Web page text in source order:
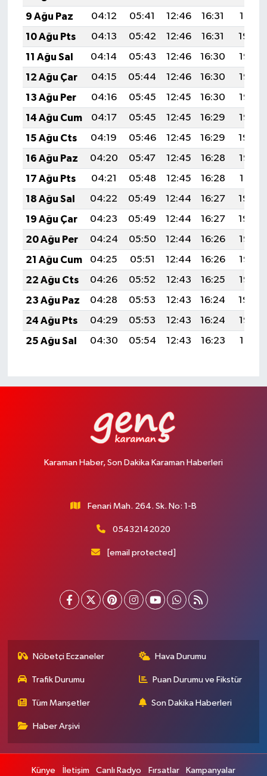
9 Ağu Paz
04:12 05:41 12:46 16:31
19:41
10 Ağu Pts
04:13 05:42 12:46 16:31
19:39
11 Ağu Sal
04:14 05:43 12:46 16:30
19:38
12 Ağu Çar
04:15 05:44 12:46 16:30
19:37
13 Ağu Per
04:16 05:45 12:45 16:30
19:36
14 Ağu Cum
04:17 05:45 12:45 16:29
19:35
15 Ağu Cts
04:19 05:46 12:45 16:29
19:34
16 Ağu Paz
04:20 05:47 12:45 16:28
19:33
17 Ağu Pts
04:21 05:48 12:45 16:28
19:31
18 Ağu Sal
04:22 05:49 12:44 16:27
19:30
19 Ağu Çar
04:23 05:49 12:44 16:27
19:29
20 Ağu Per
04:24 05:50 12:44 16:26
19:28
21 Ağu Cum
04:25 05:51 12:44 16:26
19:26
22 Ağu Cts
04:26 05:52 12:43 16:25
19:25
23 Ağu Paz
04:28 05:53 12:43 16:24
19:24
24 Ağu Pts
04:29 05:53 12:43 16:24
19:22
25 Ağu Sal
04:30 05:54 12:43 16:23 19:21
Karaman Haber, Son Dakika Karaman Haberleri
Fenari Mah. 264. Sk. No: 1-B
05432142020
[email protected]
Nöbetçi Eczaneler Hava Durumu
Trafik Durumu Puan Durumu ve Fikstür
Tüm Manşetler Son Dakika Haberleri
Haber Arşivi
Künye İletişim Canlı Radyo Fırsatlar Kampanyalar